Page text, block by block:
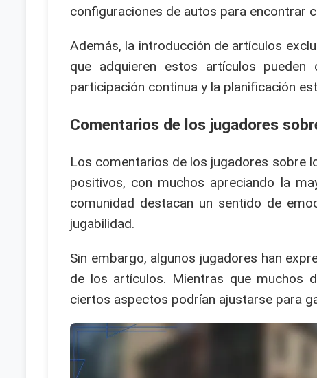
configuraciones de autos para encontrar
Además, la introducción de artículos
que adquieren estos artículos
participación continua y la planificación
Comentarios de los jugadores
Los comentarios de los jugadores sobre
positivos, con muchos apreciando la
comunidad destacan un sentido de
jugabilidad.
Sin embargo, algunos jugadores han
de los artículos. Mientras que muchos
ciertos aspectos podrían ajustarse para